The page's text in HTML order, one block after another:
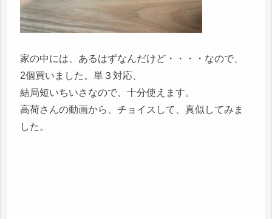
家の中には、あるはずなんだけど・・・・なので、
2個買いました。単３対応、
結局短いちいさなので、十分使えます。
高荷さんの動画から、チョイスして、真似してみま
した。